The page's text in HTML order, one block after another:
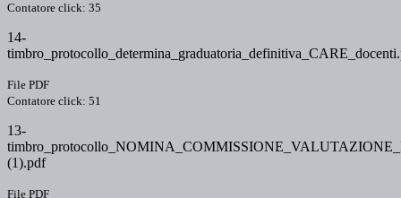
Contatore click: 35
14-
File PDF
Contatore click: 51
13-
(1).pdf
File PDF